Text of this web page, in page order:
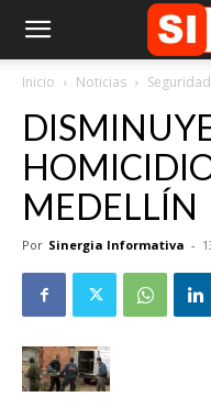
Inicio Noticias
MEDELLÍN
Por Sinergia Informativa -